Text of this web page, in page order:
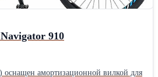
910
амортизационной вилкой для